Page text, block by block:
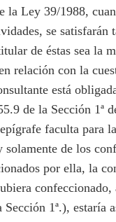
Ley 39/1988,
se satisfarán
de éstas sea la
relación con la
está
de la Sección 1ª
faculta para
de los
por ella, la
1ª.), estaría